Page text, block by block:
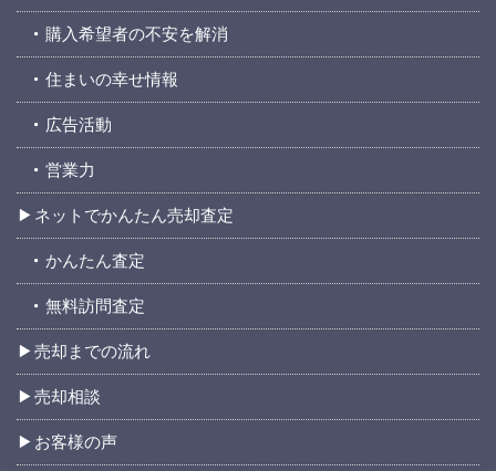
購入希望者の不安を解消
住まいの幸せ情報
広告活動
営業力
ネットでかんたん売却査定
かんたん査定
無料訪問査定
売却までの流れ
売却相談
お客様の声